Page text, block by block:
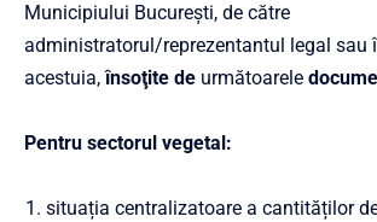
Municipiului Bucureşti, de către
administratorul/reprezentantul legal sau
acestuia,însoţite de următoarele
Pentru sectorul vegetal:
situația centralizatoare a cantităților